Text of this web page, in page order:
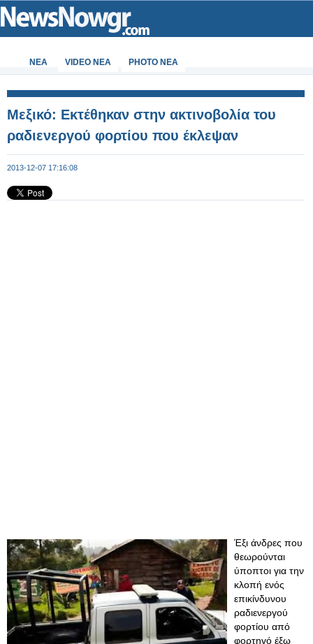
ΝΕΑ VIDEO NEA PHOTO NEA
Μεξικό: Εκτέθηκαν στην ακτινοβολία του
ραδιενεργού φορτίου που έκλεψαν
2013-12-07 17:16:08
Έξι άνδρες που
θεωρούνται
ύποπτοι για την
κλοπή ενός
επικίνδυνου
ραδιενεργού
φορτίου από
φορτηγό έξω